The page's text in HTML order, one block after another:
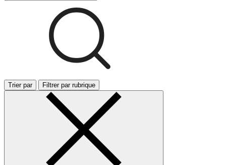
Trier par Filtrer par rubrique